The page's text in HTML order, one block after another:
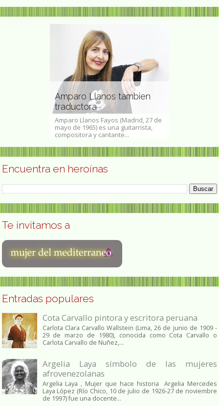
Amparo Llanos tambien
traductora
Amparo Llanos Fayos (Madrid, 27 de
mayo de 1965) es una guitarrista,
compositora y cantante...
Encuentra en heroínas
Te invitamos a
Entradas populares
Cota Carvallo pintora y escritora peruana
Carlota Clara Carvallo Wallstein (Lima, 26 de junio de 1909 -
29 de marzo de 1980), conocida como Cota Carvallo o
Carlota Carvallo de Nuñez,...
Argelia Laya símbolo de las mujeres
afrovenezolanas
Argelia Laya , Mujer que hace historia Argelia Mercedes
Laya López (Río Chico, 10 de julio de 1926-27 de noviembre
de 1997) fue una docente...